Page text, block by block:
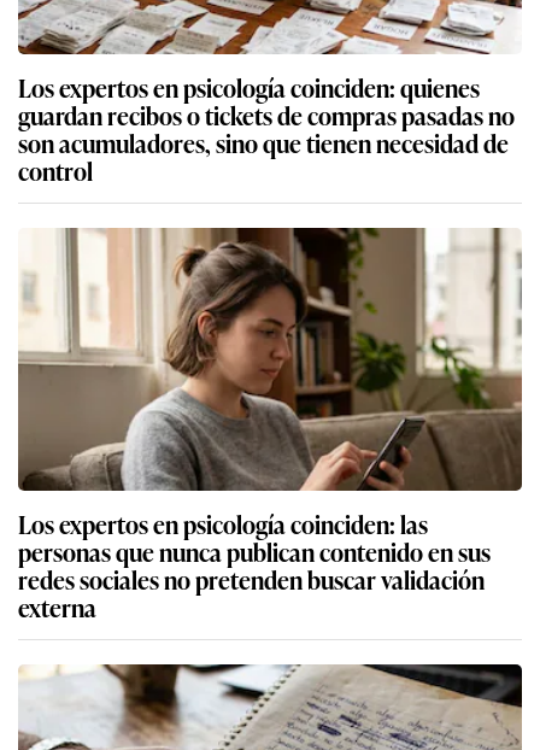
Los expertos en psicología coinciden: quienes
guardan recibos o tickets de compras pasadas no
son acumuladores, sino que tienen necesidad de
control
Los expertos en psicología coinciden: las
personas que nunca publican contenido en sus
redes sociales no pretenden buscar validación
externa